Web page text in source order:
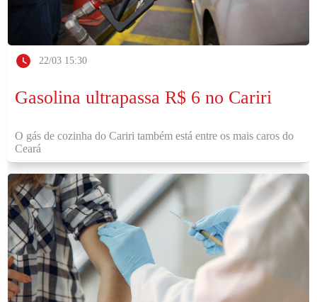
22/03 15:30
Gasolina ultrapassa R$ 6 no Cariri
O gás de cozinha do Cariri também está entre os mais caros do
Ceará